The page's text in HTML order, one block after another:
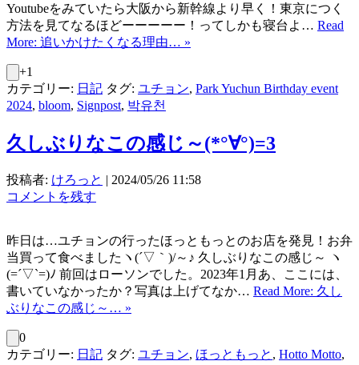
Youtubeをみていたら大阪から新幹線より早く！東京につく
方法を見てなるほどーーーーー！ってしかも寝台よ… Read
More: 追いかけたくなる理由… »
+1
カテゴリー: 日記 タグ: ユチョン, Park Yuchun Birthday event
2024, bloom, Signpost, 박유천
久しぶりなこの感じ～(*°∀°)=3
投稿者: けろっと | 2024/05/26 11:58
コメントを残す
昨日は…ユチョンの行ったほっともっとのお店を発見！お弁
当買って食べましたヽ(´▽｀)/～♪ 久しぶりなこの感じ～ ヽ
(=´▽`=)ﾉ 前回はローソンでした。2023年1月あ、ここには、
書いていなかったか？写真は上げてなか… Read More: 久し
ぶりなこの感じ～… »
0
カテゴリー: 日記 タグ: ユチョン, ほっともっと , Hotto Motto,